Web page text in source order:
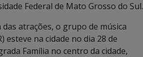
Federal de Mato Grosso do Sul.
atrações, o grupo de música
esteve na cidade no dia 28 de
Família no centro da cidade,